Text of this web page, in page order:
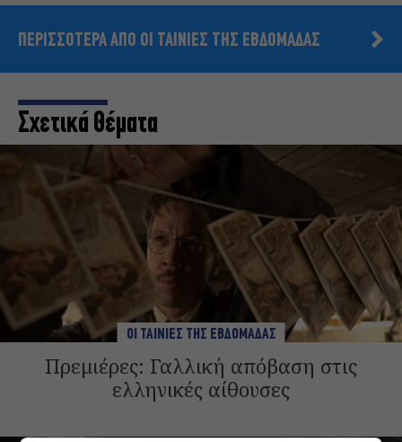
ΠΕΡΙΣΣΟΤΕΡΑ ΑΠΟ ΟΙ ΤΑΙΝΙΕΣ ΤΗΣ ΕΒΔΟΜΑΔΑΣ
Σχετικά Θέματα
ΟΙ ΤΑΙΝΙΕΣ ΤΗΣ ΕΒΔΟΜΑΔΑΣ
Πρεμιέρες: Γαλλική απόβαση στις
ελληνικές αίθουσες